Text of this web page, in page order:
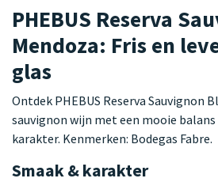
PHEBUS Reserva
Mendoza: Fris en
glas
Ontdek PHEBUS Reserva Sauvignon
sauvignon wijn met een mooie
karakter. Kenmerken: Bodegas Fabre.
Smaak & karakter